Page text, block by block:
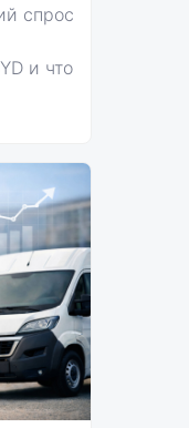
спрос
и что